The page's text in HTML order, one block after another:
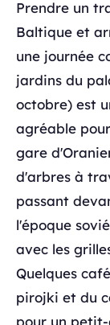
Prendre un
Baltique et
une journée
jardins du
octobre) est
agréable
gare
d'arbres à
passant
l'époque
avec les
Quelques
pirojki et du
pour un